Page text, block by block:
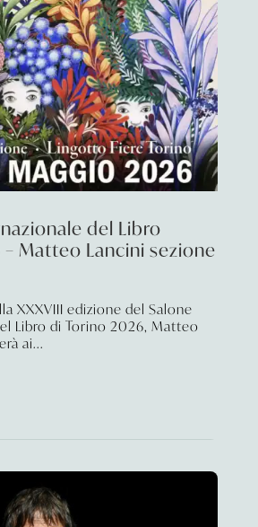
del Libro
Matteo Lancini sezione
XXXVIII edizione del Salone
Libro di Torino 2026, Matteo
ai...